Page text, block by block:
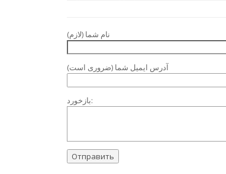
نام شما (لازم)
آدرس ایمیل شما (ضروری است)
بازخورد: